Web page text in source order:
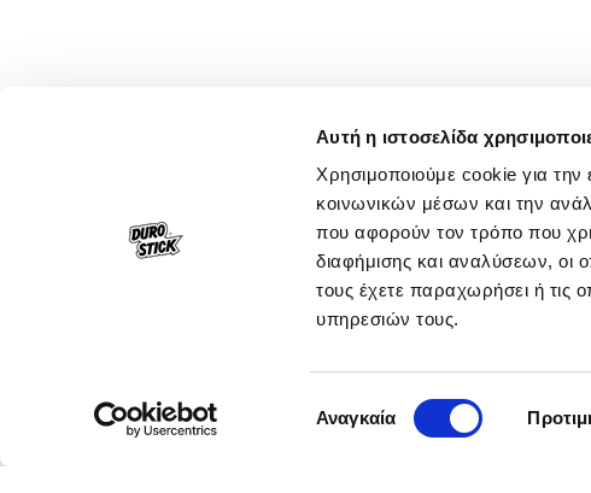
Αυτή η ιστοσελίδα
Χρησιμοποιούμε cookie για την
κοινωνικών μέσων και την
που αφορούν τον τρόπο που
διαφήμισης και αναλύσεων, οι
τους έχετε παραχωρήσει ή τις
υπηρεσιών τους.
συγκατάθεσης
Αναγκαία